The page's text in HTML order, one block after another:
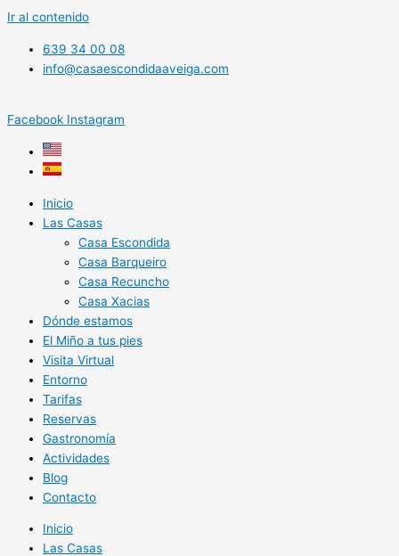
Ir al contenido
639 34 00 08
info@casaescondidaaveiga.com
Facebook Instagram
Inicio
Las Casas
Casa Escondida
Casa Barqueiro
Casa Recuncho
Casa Xacias
Dónde estamos
El Miño a tus pies
Visita Virtual
Entorno
Tarifas
Reservas
Gastronomía
Actividades
Blog
Contacto
Inicio
Las Casas